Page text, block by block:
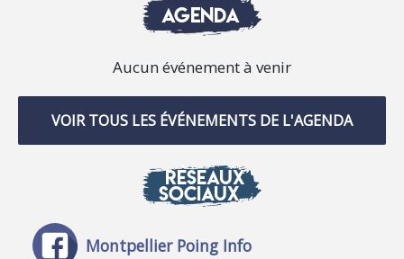
AGENDA
Aucun événement à venir
VOIR TOUS LES ÉVÉNEMENTS DE L'AGENDA
RÉSEAUX
SOCIAUX
Montpellier Poing Info